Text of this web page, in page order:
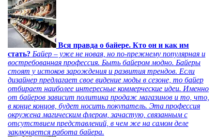
Вся правда о байере. Кто он и как им
стать? Байер – уже не новая, но по-прежнему популярная и
востребованная профессия. Быть байером модно. Байеры
стоят у истоков зарождения и развития трендов. Если
дизайнер предлагает свое видение моды в сезоне, то байер
отбирает наиболее интересные коммерческие идеи. Именно
от байеров зависит политика продаж магазинов и то, что,
в конце концов, будет носить покупатель. Эта профессия
окружена магическим флером, зачастую, связанным с
отсутствием представлений, в чем же на самом деле
заключается работа байера.